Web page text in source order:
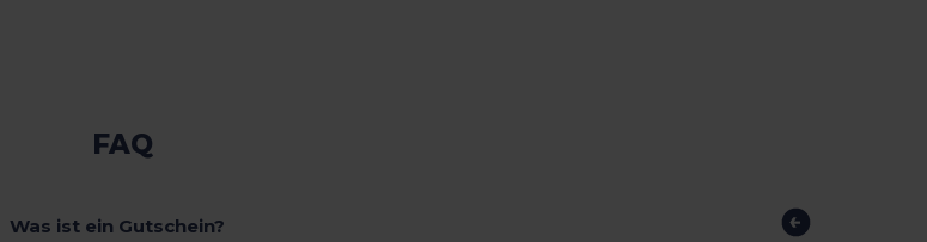
FAQ
Was ist ein Gutschein?